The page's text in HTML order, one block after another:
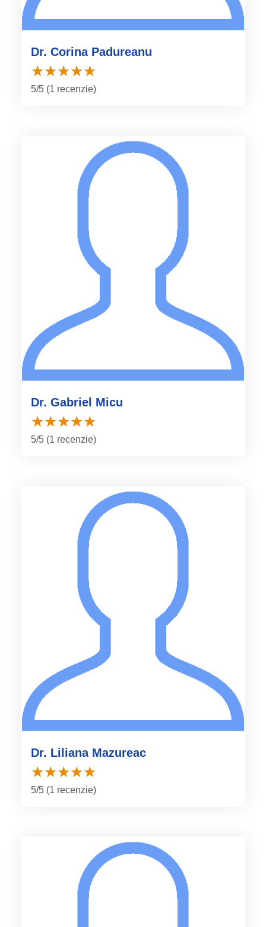
Dr. Corina Padureanu
5/5 (1 recenzie)
Dr. Gabriel Micu
5/5 (1 recenzie)
Dr. Liliana Mazureac
5/5 (1 recenzie)